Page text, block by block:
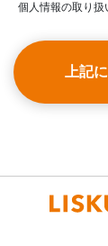
個人情報の取り扱
上記